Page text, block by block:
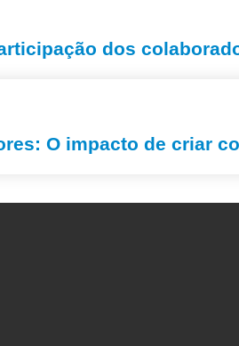
dos
O impacto de criar